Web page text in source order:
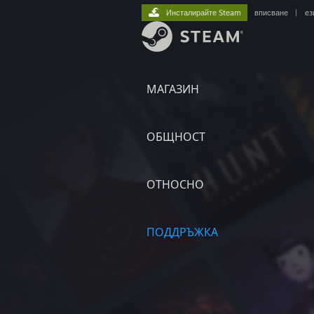
МАГАЗИН
ОБЩНОСТ
ОТНОСНО
ПОДДРЪЖКА
Инсталирайте Steam вписване